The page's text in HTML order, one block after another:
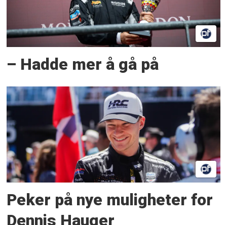
– Hadde mer å gå på
Peker på nye muligheter for
Dennis Hauger